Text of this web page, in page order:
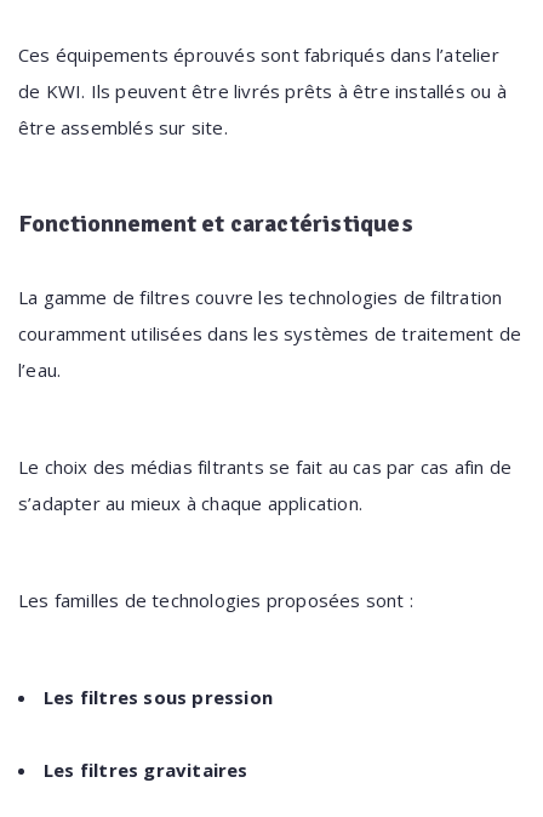
Ces équipements éprouvés sont fabriqués dans l’atelier
de KWI. Ils peuvent être livrés prêts à être installés ou à
être assemblés sur site.
Fonctionnement et caractéristiques
La gamme de filtres couvre les technologies de filtration
couramment utilisées dans les systèmes de traitement de
l’eau.
Le choix des médias filtrants se fait au cas par cas afin de
s’adapter au mieux à chaque application.
Les familles de technologies proposées sont :
Les filtres sous pression
Les filtres gravitaires